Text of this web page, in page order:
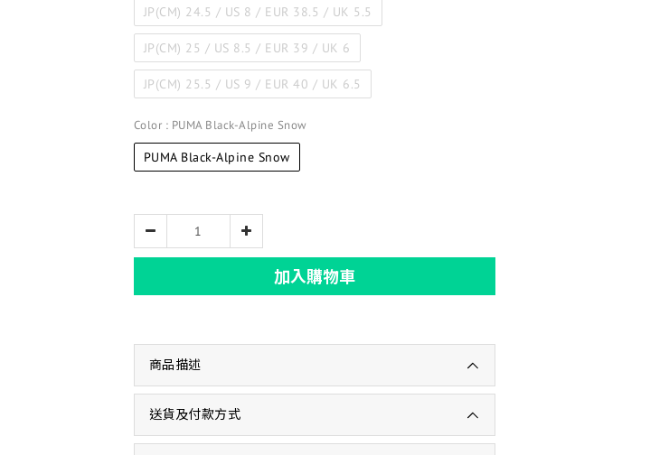
JP(CM) 24.5 / US 8 / EUR 38.5 / UK 5.5
JP(CM) 25 / US 8.5 / EUR 39 / UK 6
JP(CM) 25.5 / US 9 / EUR 40 / UK 6.5
Color : PUMA Black-Alpine Snow
PUMA Black-Alpine Snow
加入購物車
商品描述
送貨及付款方式